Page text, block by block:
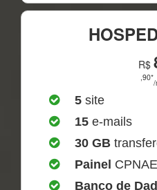
R$
,90*
/
5site
15e-mails
30 GB
Painel
Banco de